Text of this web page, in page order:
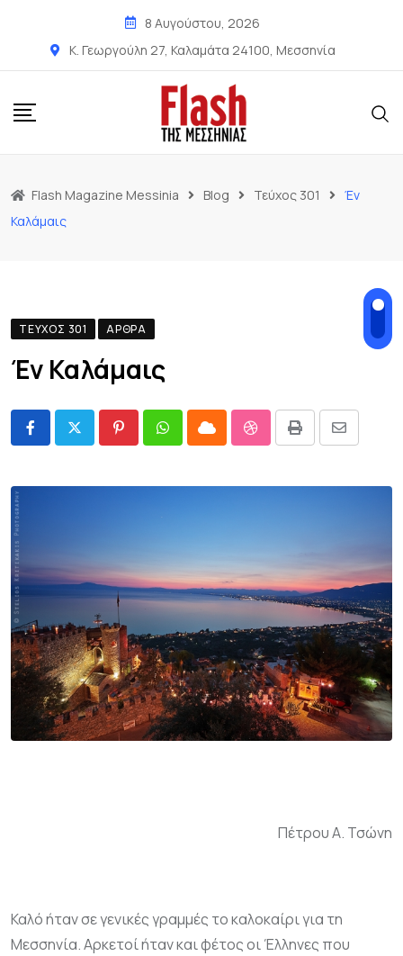
8 Αυγούστου, 2026
Κ. Γεωργούλη 27, Καλαμάτα 24100, Μεσσηνία
Flash Magazine Messinia Blog Τεύχος 301
Έν
Καλάμαις
ΤΕΎΧΟΣ 301 ΆΡΘΡΑ
Έν Καλάμαις
Πέτρου Α. Τσώνη
Καλό ήταν σε γενικές γραμμές το καλοκαίρι για τη
Μεσσηνία. Αρκετοί ήταν και φέτος οι Έλληνες που